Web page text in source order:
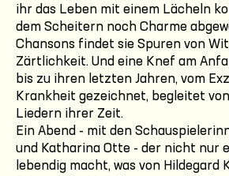
ihr das Leben mit einem Lächeln
dem Scheitern noch Charme
Chansons findet sie Spuren von
Zärtlichkeit. Und eine Knef am
bis zu ihren letzten Jahren, vom
Krankheit gezeichnet, begleitet
Liedern ihrer Zeit.
Ein Abend - mit den
und Katharina Otte - der nicht nur
lebendig macht, was von Hildegard